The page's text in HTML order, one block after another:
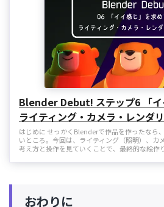
Blender Debut! ステップ6 「イ
ライティング・カメラ・レンダ
はじめに せっかくBlenderで作品を作ったなら
いところ。今回は、ライティング（照明）、カ
考え方と操作を見ていくことで、最終的な絵作
おわりに